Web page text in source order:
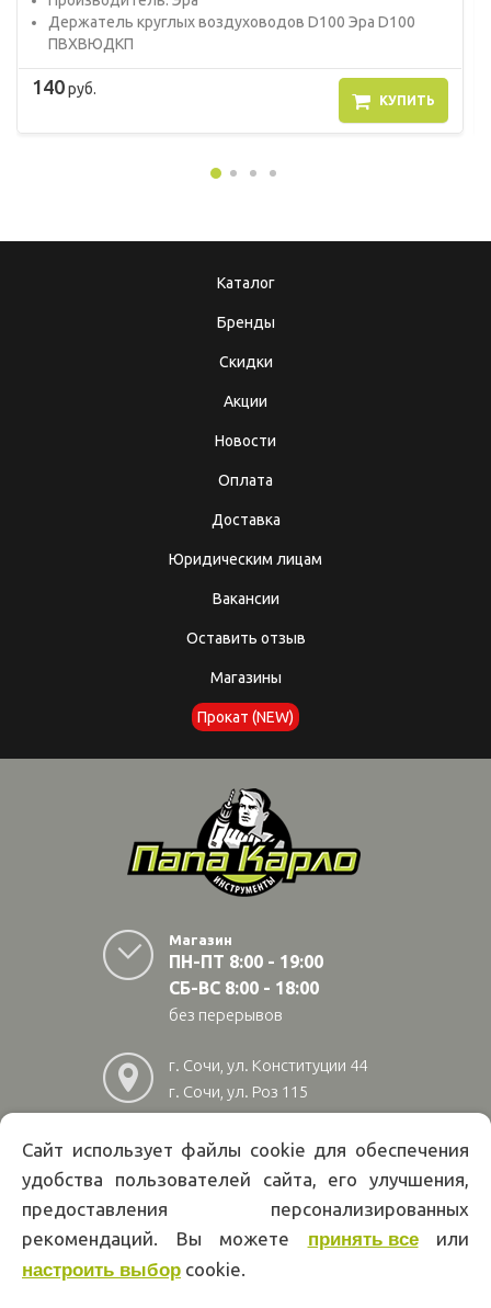
Держатель круглых воздуховодов D100 Эра D100
ПВХВЮДКП
140руб.
КУПИТЬ
Каталог
Бренды
Скидки
Акции
Новости
Оплата
Доставка
Юридическим лицам
Вакансии
Оставить отзыв
Магазины
Прокат (NEW)
Магазин
ПН-ПТ 8:00 - 19:00
СБ-ВС 8:00 - 18:00
без перерывов
г. Сочи, ул. Конституции 44
г. Сочи, ул. Роз 115
г. Адлер, ул Авиационная
28/10
222 02 01
офертой. Указанные цены действуют только при оформлении заказа
через интернет-магазин papakarlotools.ru.
Сайт использует файлы cookie для обеспечения
удобства пользователей сайта, его улучшения,
предоставления персонализированных
рекомендаций. Вы можете принять всеили
настроить выбор cookie.